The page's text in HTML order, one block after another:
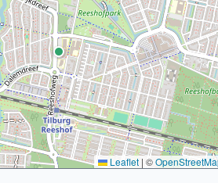
Leaflet | ©